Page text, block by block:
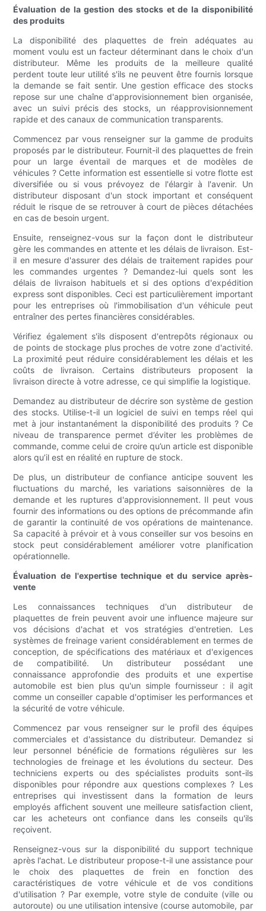
Évaluation de la gestion des stocks et de la disponibilité
des produits
La disponibilité des plaquettes de frein adéquates au
moment voulu est un facteur déterminant dans le choix d'un
distributeur. Même les produits de la meilleure qualité
perdent toute leur utilité s'ils ne peuvent être fournis lorsque
la demande se fait sentir. Une gestion efficace des stocks
repose sur une chaîne d'approvisionnement bien organisée,
avec un suivi précis des stocks, un réapprovisionnement
rapide et des canaux de communication transparents.
Commencez par vous renseigner sur la gamme de produits
proposés par le distributeur. Fournit-il des plaquettes de frein
pour un large éventail de marques et de modèles de
véhicules ? Cette information est essentielle si votre flotte est
diversifiée ou si vous prévoyez de l'élargir à l'avenir. Un
distributeur disposant d'un stock important et conséquent
réduit le risque de se retrouver à court de pièces détachées
en cas de besoin urgent.
Ensuite, renseignez-vous sur la façon dont le distributeur
gère les commandes en attente et les délais de livraison. Est-
il en mesure d'assurer des délais de traitement rapides pour
les commandes urgentes ? Demandez-lui quels sont les
délais de livraison habituels et si des options d'expédition
express sont disponibles. Ceci est particulièrement important
pour les entreprises où l'immobilisation d'un véhicule peut
entraîner des pertes financières considérables.
Vérifiez également s'ils disposent d'entrepôts régionaux ou
de points de stockage plus proches de votre zone d'activité.
La proximité peut réduire considérablement les délais et les
coûts de livraison. Certains distributeurs proposent la
livraison directe à votre adresse, ce qui simplifie la logistique.
Demandez au distributeur de décrire son système de gestion
des stocks. Utilise-t-il un logiciel de suivi en temps réel qui
met à jour instantanément la disponibilité des produits ? Ce
niveau de transparence permet d’éviter les problèmes de
commande, comme celui de croire qu’un article est disponible
alors qu’il est en réalité en rupture de stock.
De plus, un distributeur de confiance anticipe souvent les
fluctuations du marché, les variations saisonnières de la
demande et les ruptures d'approvisionnement. Il peut vous
fournir des informations ou des options de précommande afin
de garantir la continuité de vos opérations de maintenance.
Sa capacité à prévoir et à vous conseiller sur vos besoins en
stock peut considérablement améliorer votre planification
opérationnelle.
Évaluation de l'expertise technique et du service après-
vente
Les connaissances techniques d'un distributeur de
plaquettes de frein peuvent avoir une influence majeure sur
vos décisions d'achat et vos stratégies d'entretien. Les
systèmes de freinage varient considérablement en termes de
conception, de spécifications des matériaux et d'exigences
de compatibilité. Un distributeur possédant une
connaissance approfondie des produits et une expertise
automobile est bien plus qu'un simple fournisseur : il agit
comme un conseiller capable d'optimiser les performances et
la sécurité de votre véhicule.
Commencez par vous renseigner sur le profil des équipes
commerciales et d'assistance du distributeur. Demandez si
leur personnel bénéficie de formations régulières sur les
technologies de freinage et les évolutions du secteur. Des
techniciens experts ou des spécialistes produits sont-ils
disponibles pour répondre aux questions complexes ? Les
entreprises qui investissent dans la formation de leurs
employés affichent souvent une meilleure satisfaction client,
car les acheteurs ont confiance dans les conseils qu'ils
reçoivent.
Renseignez-vous sur la disponibilité du support technique
après l'achat. Le distributeur propose-t-il une assistance pour
le choix des plaquettes de frein en fonction des
caractéristiques de votre véhicule et de vos conditions
d'utilisation ? Par exemple, votre style de conduite (ville ou
autoroute) ou une utilisation intensive (course automobile, par